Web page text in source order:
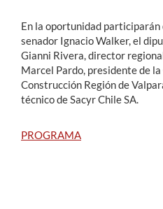
En la oportunidad
senador Ignacio Walker, el
Gianni Rivera, director
Marcel Pardo, presidente de
Construcción Región de
técnico de Sacyr Chile SA.
PROGRAMA